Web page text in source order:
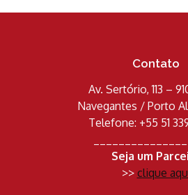
Contato
Av. Sertório, 113 –
Navegantes / Porto
Telefone: +55 51
Seja um
>> clique